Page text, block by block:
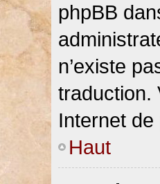
phpBB
n’existe
traduction.
Internet de
Haut